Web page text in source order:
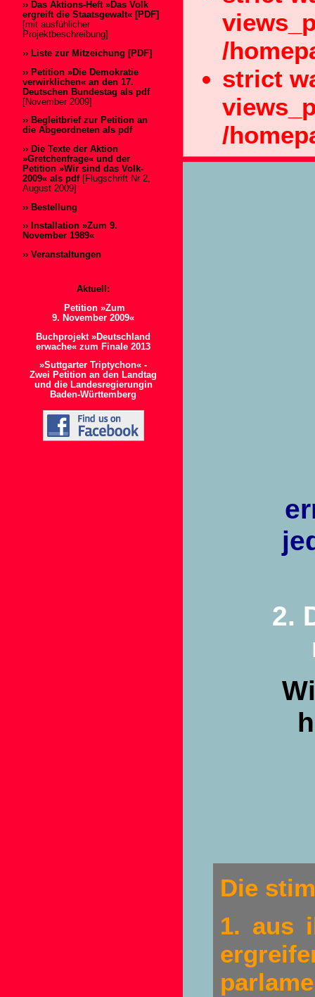
›› Das Aktions-Heft »Das Volk
ergreift die Staatsgewalt« [PDF]
[mit ausfühlicher
Projektbeschreibung]
›› Liste zur Mitzeichung [PDF]
›› Petition»Die Demokratie
verwirklichen«an den 17.
Deutschen Bundestag als pdf
[November 2009]
›› Begleitbrief zur Petition an
die Abgeordneten als pdf
›› Die Texte der Aktion
»Gretchenfrage« und der
Petition »Wir sind das Volk-
2009« als pdf[Flugschrift Nr 2,
August 2009]
›› Bestellung
›› Installation »Zum 9.
November 1989«
›› Veranstaltungen
Aktuell:
Petition »Zum
9. November 2009«
Buchprojekt »Deutschland
erwache« zum Finale 2013
»Suttgarter Triptychon« -
Zwei Petition an den Landtag
und die Landesregierungin
Baden-Württemberg
/
strict
/
2.
Die
1. aus